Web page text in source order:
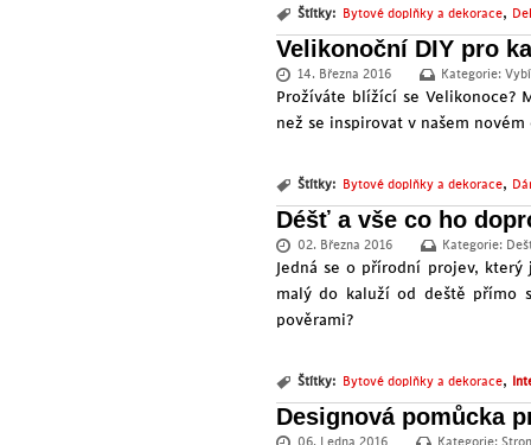
Štítky: Bytové doplňky a dekorace,
Velikonoční DIY pro
14. Března 2016 Kategorie:
Prožíváte blížící se Velikonoce?
než se inspirovat v našem novém
Štítky: Bytové doplňky a dekorace,
Déšť a vše co ho
02. Března 2016 Kategorie:
Jedná se o přírodní projev,
malý do kaluží od deště přímo
pověrami?
Štítky: Bytové doplňky a dekorace,
Designová pomůcka